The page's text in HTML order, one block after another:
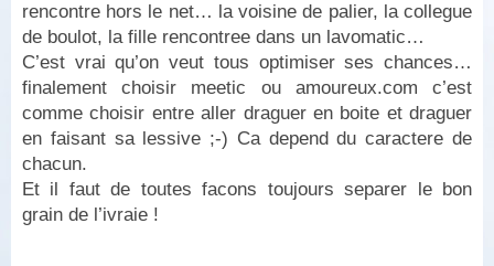
rencontre hors le net… la voisine de palier, la collegue
de boulot, la fille rencontree dans un lavomatic…
C’est vrai qu’on veut tous optimiser ses chances…
finalement choisir meetic ou amoureux.com c’est
comme choisir entre aller draguer en boite et draguer
en faisant sa lessive ;-) Ca depend du caractere de
chacun.
Et il faut de toutes facons toujours separer le bon
grain de l’ivraie !